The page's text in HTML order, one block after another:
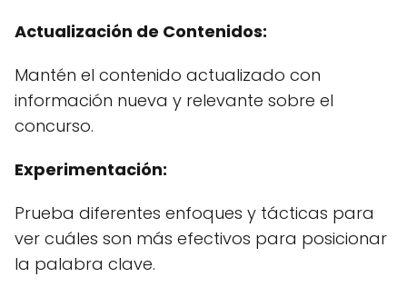
Actualización de Contenidos:
Mantén el contenido actualizado con
información nueva y relevante sobre el
concurso.
Experimentación:
Prueba diferentes enfoques y tácticas para
ver cuáles son más efectivos para posicionar
la palabra clave.